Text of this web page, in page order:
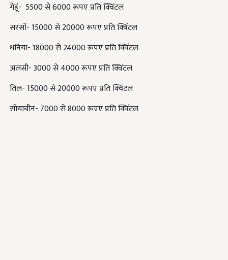
गेहूं- 5500 से 6000 रूपए प्रति क्विंटल
सरसों- 15000 से 20000 रूपए प्रति क्विंटल
धनिया- 18000 से 24000 रूपए प्रति क्विंटल
अलसी- 3000 से 4000 रूपए प्रति क्विंटल
तिल- 15000 से 20000 रूपए प्रति क्विंटल
सोयाबीन- 7000 से 8000 रूएए प्रति क्विंटल